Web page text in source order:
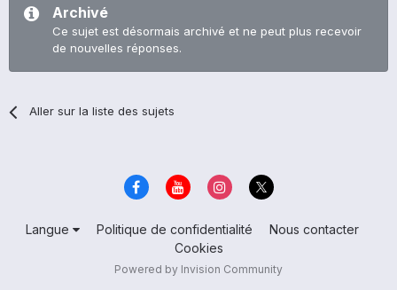
Archivé
Ce sujet est désormais archivé et ne peut plus recevoir
de nouvelles réponses.
Aller sur la liste des sujets
Langue Politique de confidentialité
Nous contacter
Cookies
Powered by Invision Community